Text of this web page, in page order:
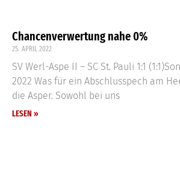
Chancenverwertung nahe 0%
25. APRIL 2022
SV Werl-Aspe II – SC St. Pauli 1:1
2022 Was für ein Abschlusspech am
die Asper. Sowohl bei uns
LESEN »